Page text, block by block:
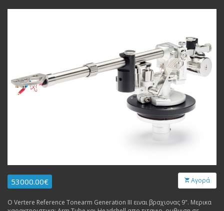
53000.00€ Αγορά
Ο Vertere Reference Tonearm Generation III ειναι βραχιονας 9". Μερικα